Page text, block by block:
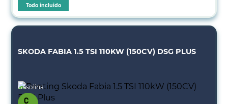
Todo incluido
SKODA FABIA 1.5 TSI 110KW (150CV) DSG PLUS
Gasolina